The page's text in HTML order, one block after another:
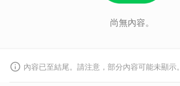
尚無內容。
內容已至結尾。請注意，部分內容可能未顯示。